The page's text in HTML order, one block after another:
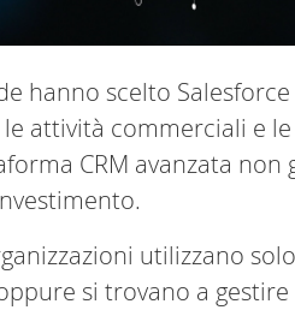
hanno scelto
attività commerciali e
CRM avanzata
utilizzano
si trovano a